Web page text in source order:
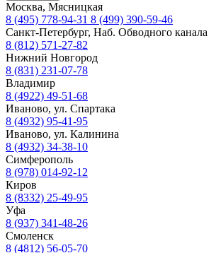
Москва, Мясницкая
8 (495) 778-94-31 8 (499) 390-59-46
Санкт-Петербург, Наб. Обводного канала
8 (812) 571-27-82
Нижний Новгород
8 (831) 231-07-78
Владимир
8 (4922) 49-51-68
Иваново, ул. Спартака
8 (4932) 95-41-95
Иваново, ул. Калинина
8 (4932) 34-38-10
Симферополь
8 (978) 014-92-12
Киров
8 (8332) 25-49-95
Уфа
8 (937) 341-48-26
Смоленск
8 (4812) 56-05-70